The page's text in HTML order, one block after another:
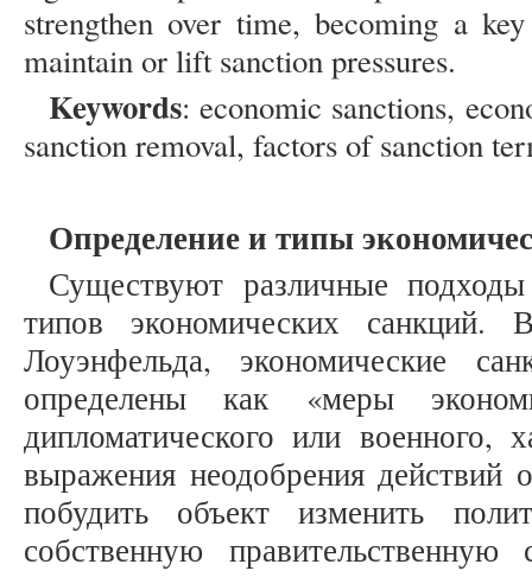
strengthen over time, becoming a
maintain or lift sanction pressures.
Keywords: economic sanctions,
sanction removal, factors of sanction
Определение и типы
Существуют различные
типов экономических
Лоуэнфельда, экономические
определены как «меры
дипломатического или военного,
выражения неодобрения действий
побудить объект изменить
собственную